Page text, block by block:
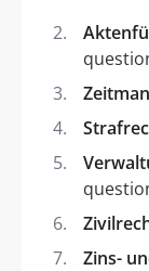
Zins-